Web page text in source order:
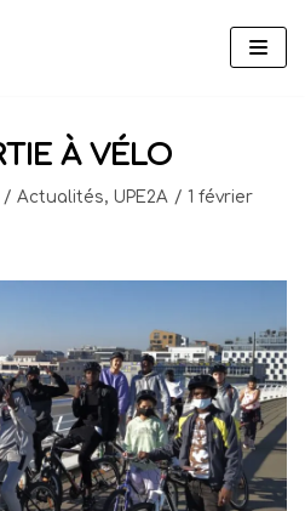
À VÉLO
Actualités, UPE2A
1 février